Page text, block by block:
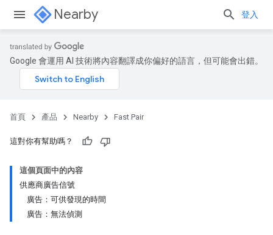
Nearby 登入
Google 會運用 AI 技術將內容翻譯成你偏好的語言，但可能會出錯。
首頁 產品 Nearby Fast Pair
這對你有幫助嗎？
這個頁面中的內容
供應商廣告信號
廣告：可供發現的時間
廣告：無法偵測